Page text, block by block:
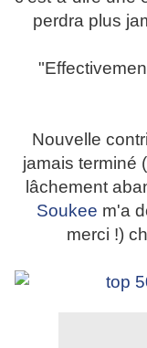
perdra plus
Nouvelle
jamais terminé
lâchement
Soukee m'a
merci !)